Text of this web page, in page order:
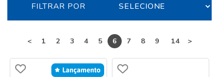
FILTRAR POR
< 1 2 3 4 5 6 7 8 9 14 >